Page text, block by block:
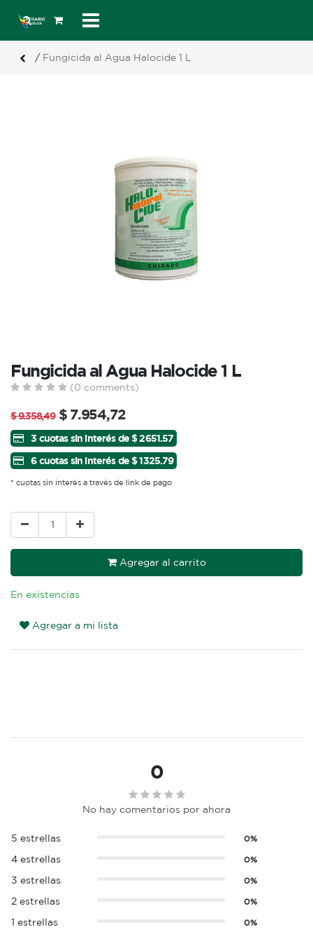
/ Fungicida al Agua Halocide 1 L
Fungicida al Agua Halocide 1 L
(0 comments)
$9.358,49 $ 7.954,72
3 cuotas sin interés de $ 2651.57
6 cuotas sin interés de $ 1325.79
* cuotas sin interés a través de link de pago
Agregar al carrito
En existencias
Agregar a mi lista
0
No hay comentarios por ahora
5 estrellas 0%
4 estrellas 0%
3 estrellas 0%
2 estrellas 0%
1 estrellas 0%